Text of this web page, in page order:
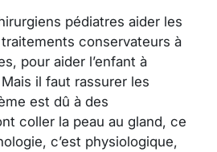
pédiatres aider les
conservateurs à
pour aider l’enfant à
il faut rassurer les
est dû à des
coller la peau au gland, ce
c’est physiologique,